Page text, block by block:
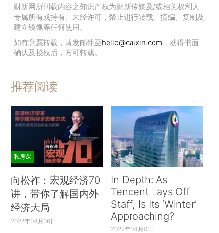
财新网所刊载内容之知识产权为财新传媒及/或相关权利人
专属所有或持有。未经许可，禁止进行转载、摘编、复制及
建立镜像等任何使用。
如有意愿转载，请发邮件至hello@caixin.com ，获得书面
确认及授权后，方可转载。
推荐阅读
私房课
向松祚：宏观经济70
讲，带你了解国内外
经济大局
2022年04月06日
In Depth: As
Tencent Lays Off
Staff, Is Its ‘Winter’
Approaching?
2022年04月01日